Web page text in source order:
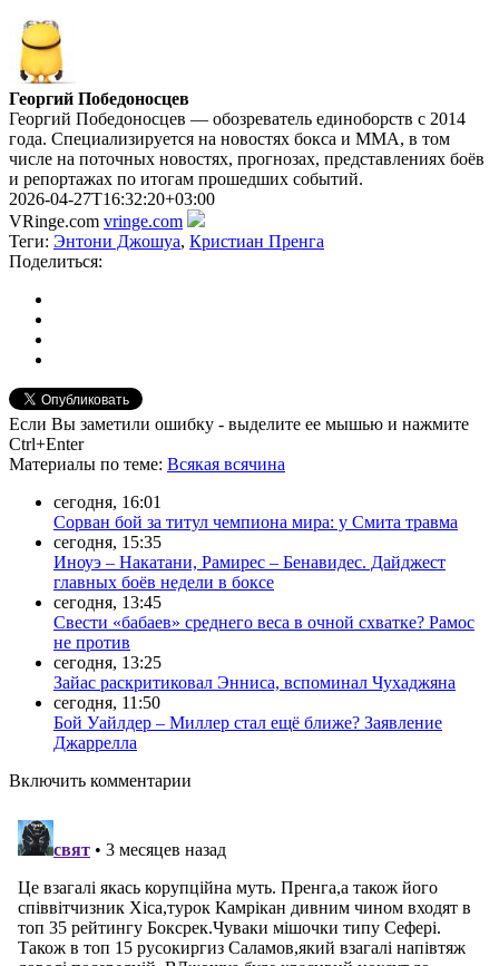
Георгий Победоносцев
Георгий Победоносцев — обозреватель единоборств с 2014
года. Специализируется на новостях бокса и ММА, в том
числе на поточных новостях, прогнозах, представлениях боёв
и репортажах по итогам прошедших событий.
2026-04-27T16:32:20+03:00
VRinge.com vringe.com
Теги: Энтони Джошуа, Кристиан Пренга
Поделиться:
Если Вы заметили ошибку - выделите ее мышью и нажмите
Ctrl+Enter
Материалы по теме: Всякая всячина
сегодня, 16:01
Сорван бой за титул чемпиона мира: у Смита травма
сегодня, 15:35
Иноуэ – Накатани, Рамирес – Бенавидес. Дайджест
главных боёв недели в боксе
сегодня, 13:45
Свести «бабаев» среднего веса в очной схватке? Рамос
не против
сегодня, 13:25
Зайас раскритиковал Энниса, вспоминал Чухаджяна
сегодня, 11:50
Бой Уайлдер – Миллер стал ещё ближе? Заявление
Джаррелла
Включить комментарии